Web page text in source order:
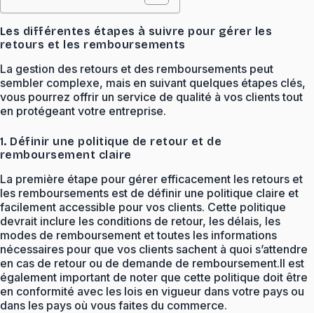
Les différentes étapes à suivre pour gérer les
retours et les remboursements
La gestion des retours et des remboursements peut
sembler complexe, mais en suivant quelques étapes clés,
vous pourrez offrir un service de qualité à vos clients tout
en protégeant votre entreprise.
1. Définir une politique de retour et de
remboursement claire
La première étape pour gérer efficacement les retours et
les remboursements est de définir une politique claire et
facilement accessible pour vos clients. Cette politique
devrait inclure les conditions de retour, les délais, les
modes de remboursement et toutes les informations
nécessaires pour que vos clients sachent à quoi s’attendre
en cas de retour ou de demande de remboursement.Il est
également important de noter que cette politique doit être
en conformité avec les lois en vigueur dans votre pays ou
dans les pays où vous faites du commerce.